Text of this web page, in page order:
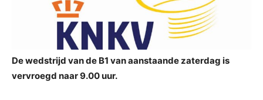
De wedstrijd van de B1 van aanstaande zaterdag is
vervroegd naar 9.00 uur.